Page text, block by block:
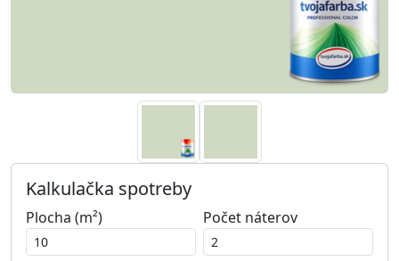
Kalkulačka spotreby
Plocha (m²) Počet náterov